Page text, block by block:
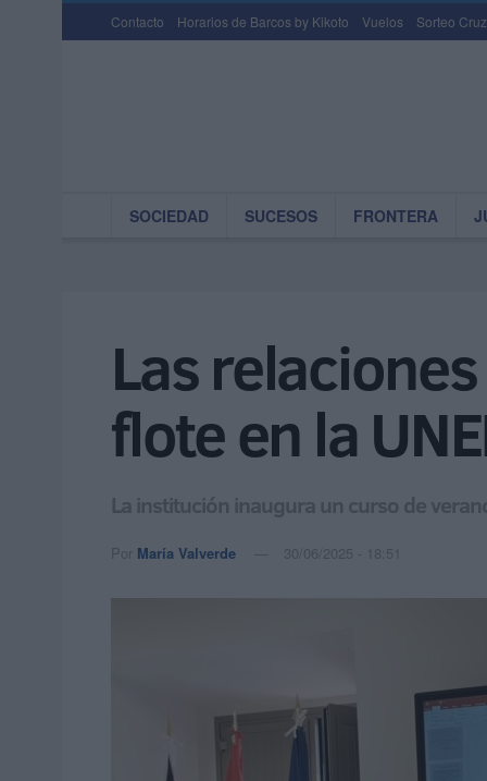
Contacto Horarios de Barcos by Kikoto Vuelos Sorteo
SOCIEDAD SUCESOS FRONTERA
Las
flote en la
La institución inaugura un curso de
Por María Valverde 30/06/2025 - 18:51